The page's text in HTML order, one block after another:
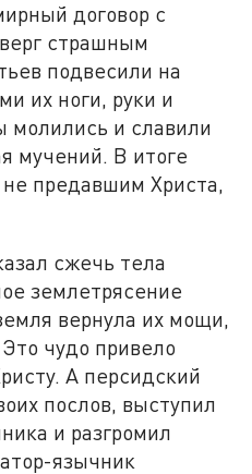
договор с
страшным
подвесили на
их ноги, руки и
молились и славили
мучений. В итоге
предавшим Христа,
сжечь тела
землетрясение
вернула их мощи,
чудо привело
А персидский
послов, выступил
и разгромил
язычник